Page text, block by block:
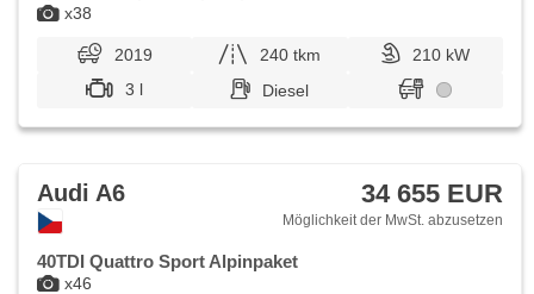
x38
2019 240 tkm
210 kW
3 l
Diesel
x46
Audi A6 34 655 EUR
Möglichkeit der MwSt. abzusetzen
40TDI Quattro Sport Alpinpaket